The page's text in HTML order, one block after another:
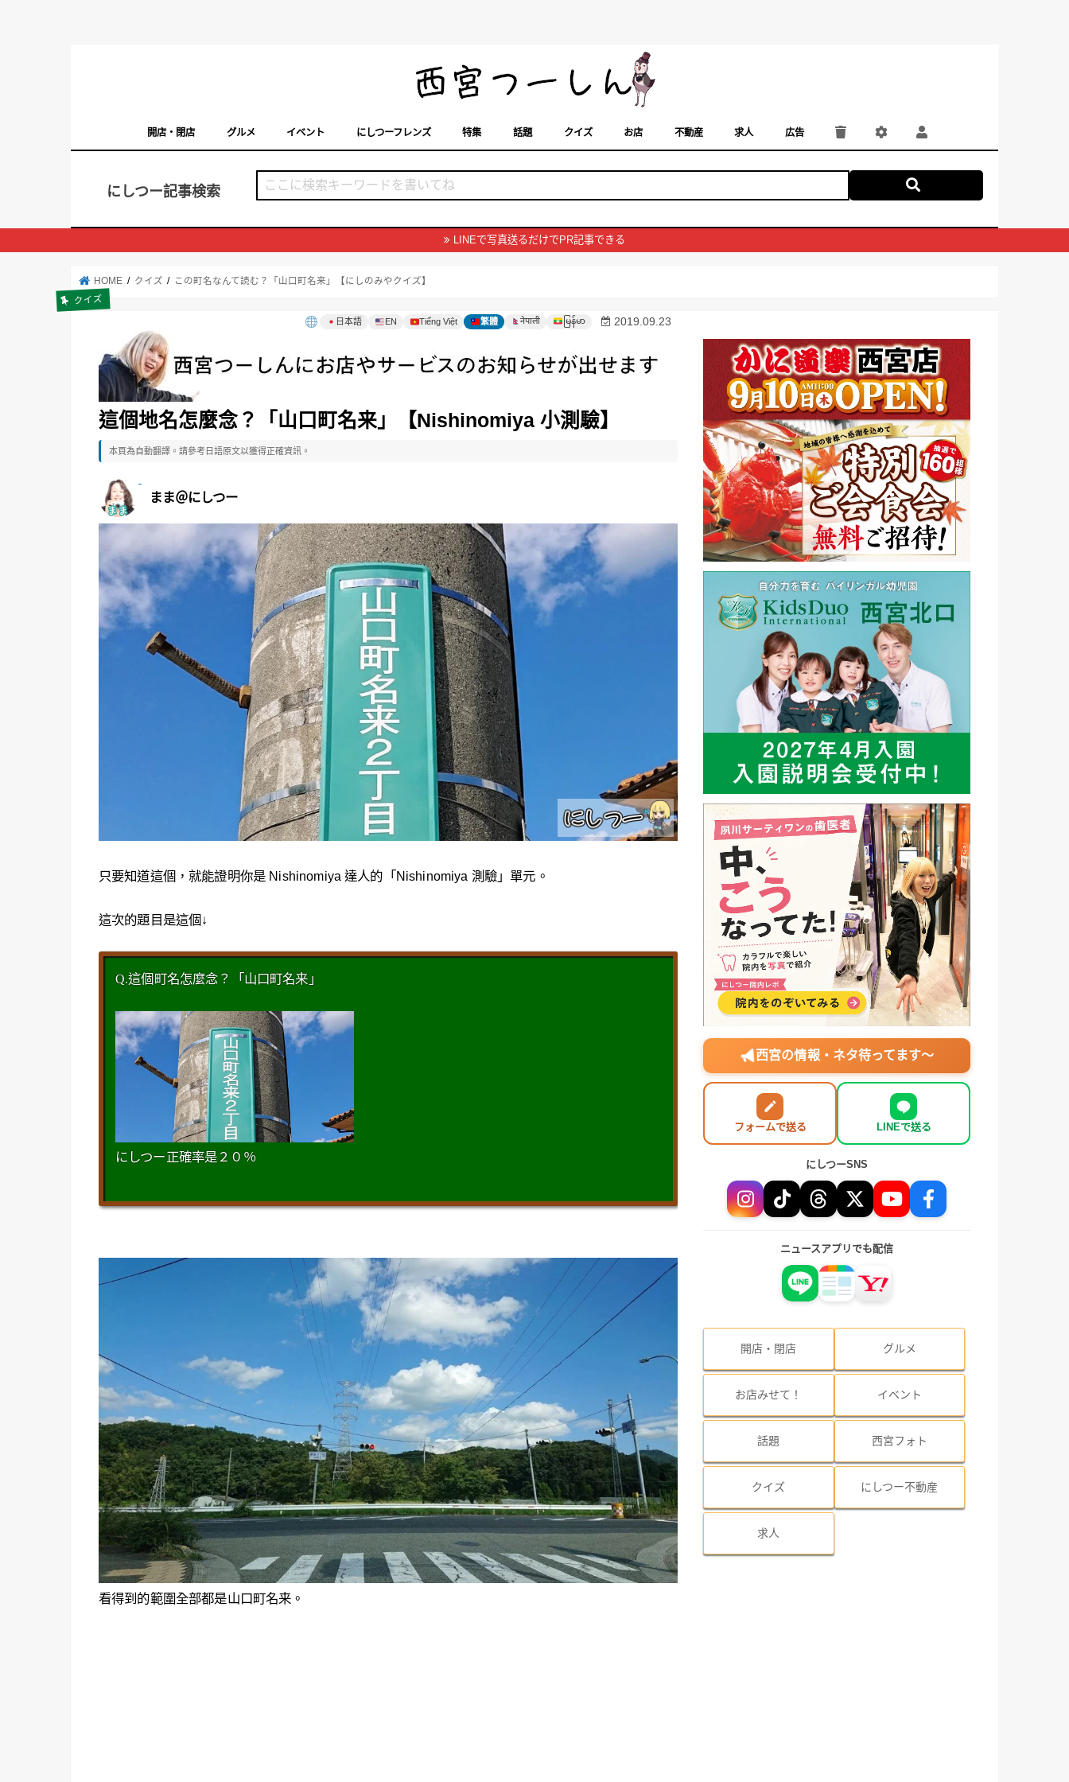
開店・閉店 グルメ イベント にしつーフレンズ 特集 話題 クイズ お店 不動産 求人 広告
にしつー記事検索
LINEで写真送るだけでPR記事できる
HOME クイズ この町名なんて読む？「山口町名来」【にしのみやクイズ】
クイズ
日本語 EN Tiếng Việt 繁體 नेपाली မြန်မာ 2019.09.23
這個地名怎麼念？「山口町名来」【Nishinomiya 小測驗】
本頁為自動翻譯。請參考日語原文以獲得正確資訊。
まま＠にしつー
只要知道這個，就能證明你是 Nishinomiya 達人的「Nishinomiya 測驗」單元。
這次的題目是這個↓
Q.這個町名怎麼念？「山口町名来」
にしつー正確率是２０％
看得到的範圍全部都是山口町名来。
西宮の情報・ネタ待ってます〜
フォームで送る LINEで送る
にしつーSNS
ニュースアプリでも配信
開店・閉店 グルメ
お店みせて！ イベント
話題 西宮フォト
クイズ にしつー不動産
求人